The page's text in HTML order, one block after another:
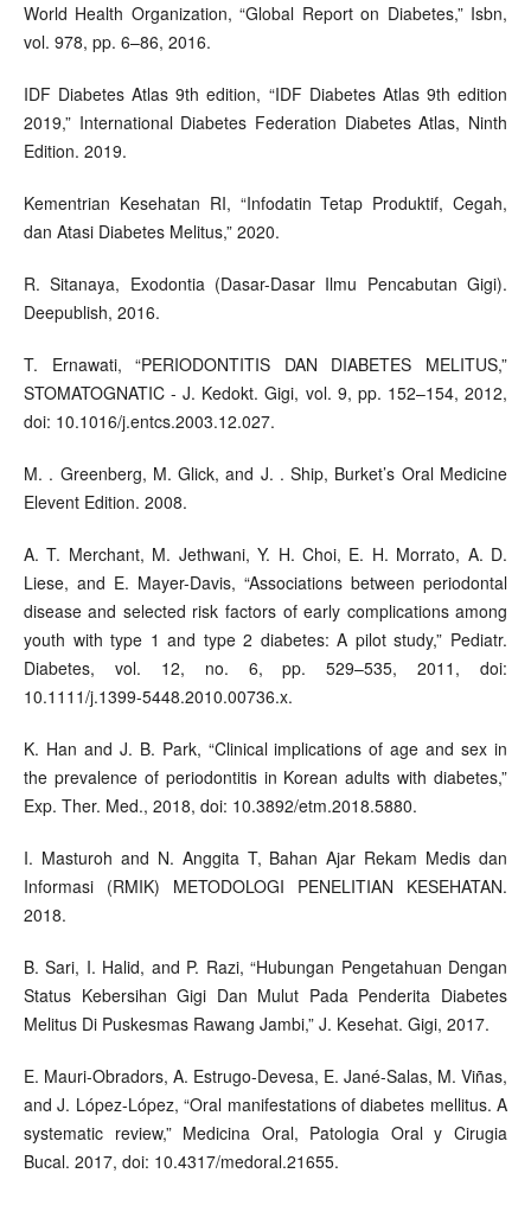
World Health Organization, “Global Report on Diabetes,” Isbn,
vol. 978, pp. 6–86, 2016.
IDF Diabetes Atlas 9th edition, “IDF Diabetes Atlas 9th edition
2019,” International Diabetes Federation Diabetes Atlas, Ninth
Edition. 2019.
Kementrian Kesehatan RI, “Infodatin Tetap Produktif, Cegah,
dan Atasi Diabetes Melitus,” 2020.
R. Sitanaya, Exodontia (Dasar-Dasar Ilmu Pencabutan Gigi).
Deepublish, 2016.
T. Ernawati, “PERIODONTITIS DAN DIABETES MELITUS,”
STOMATOGNATIC - J. Kedokt. Gigi, vol. 9, pp. 152–154, 2012,
doi: 10.1016/j.entcs.2003.12.027.
M. . Greenberg, M. Glick, and J. . Ship, Burket’s Oral Medicine
Elevent Edition. 2008.
A. T. Merchant, M. Jethwani, Y. H. Choi, E. H. Morrato, A. D.
Liese, and E. Mayer-Davis, “Associations between periodontal
disease and selected risk factors of early complications among
youth with type 1 and type 2 diabetes: A pilot study,” Pediatr.
Diabetes, vol. 12, no. 6, pp. 529–535, 2011, doi:
10.1111/j.1399-5448.2010.00736.x.
K. Han and J. B. Park, “Clinical implications of age and sex in
the prevalence of periodontitis in Korean adults with diabetes,”
Exp. Ther. Med., 2018, doi: 10.3892/etm.2018.5880.
I. Masturoh and N. Anggita T, Bahan Ajar Rekam Medis dan
Informasi (RMIK) METODOLOGI PENELITIAN KESEHATAN.
2018.
B. Sari, I. Halid, and P. Razi, “Hubungan Pengetahuan Dengan
Status Kebersihan Gigi Dan Mulut Pada Penderita Diabetes
Melitus Di Puskesmas Rawang Jambi,” J. Kesehat. Gigi, 2017.
E. Mauri-Obradors, A. Estrugo-Devesa, E. Jané-Salas, M. Viñas,
and J. López-López, “Oral manifestations of diabetes mellitus. A
systematic review,” Medicina Oral, Patologia Oral y Cirugia
Bucal. 2017, doi: 10.4317/medoral.21655.